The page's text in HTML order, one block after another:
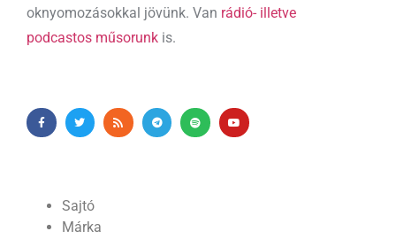
oknyomozásokkal jövünk. Van rádió- illetve
podcastos műsorunk is.
Sajtó
Márka